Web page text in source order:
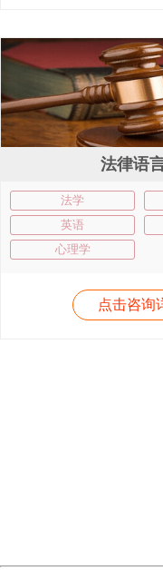
法律语
法学
英语
心理学
点击咨询